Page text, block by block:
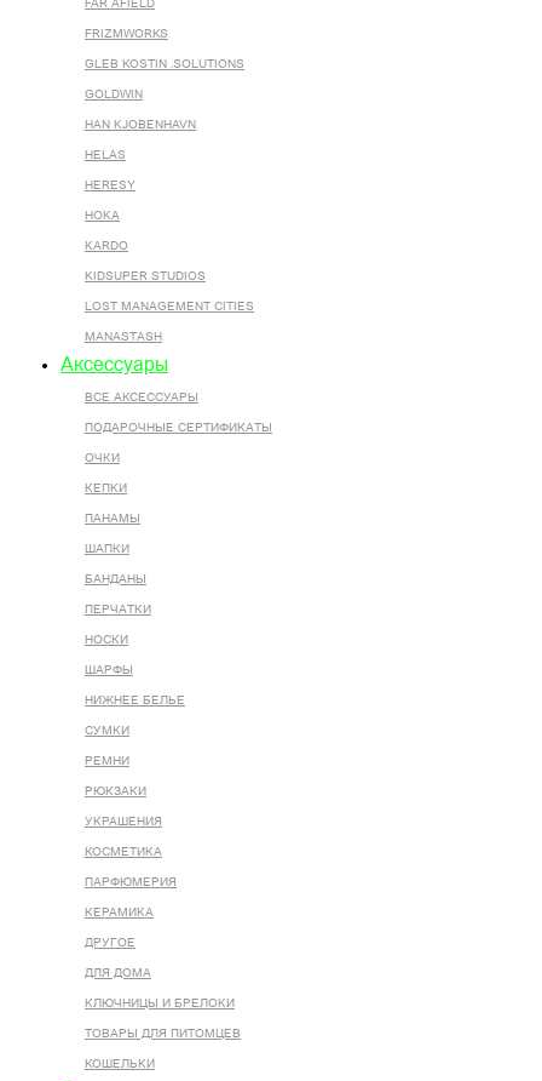
FAR AFIELD
FRIZMWORKS
GLEB KOSTIN .SOLUTIONS
GOLDWIN
HAN KJOBENHAVN
HELAS
HERESY
HOKA
KARDO
KIDSUPER STUDIOS
LOST MANAGEMENT CITIES
MANASTASH
Аксессуары
ВСЕ AКСЕССУАРЫ
ПОДАРОЧНЫЕ СЕРТИФИКАТЫ
ОЧКИ
КЕПКИ
ПАНАМЫ
ШАПКИ
БАНДАНЫ
ПЕРЧАТКИ
НОСКИ
ШАРФЫ
НИЖНЕЕ БЕЛЬЕ
СУМКИ
РЕМНИ
РЮКЗАКИ
УКРАШЕНИЯ
КОСМЕТИКА
ПАРФЮМЕРИЯ
КЕРАМИКА
ДРУГОЕ
ДЛЯ ДОМА
КЛЮЧНИЦЫ И БРЕЛОКИ
ТОВАРЫ ДЛЯ ПИТОМЦЕВ
КОШЕЛЬКИ